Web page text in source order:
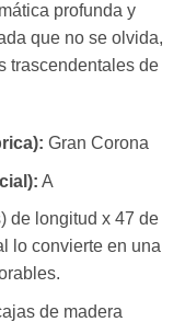
profunda y
que no se olvida,
trascendentales de
Gran Corona
A
de longitud x 47 de
lo convierte en una
de madera